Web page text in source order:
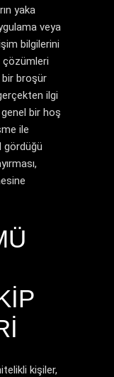
yaka
veya
bilgilerini
çözümleri
bir broşür
ilgi
genel bir hoş
ile
gördüğü
kişiler,